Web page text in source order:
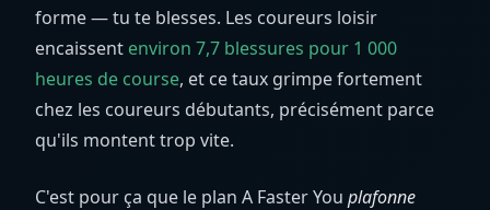
forme — tu te blesses. Les coureurs loisir
encaissent environ 7,7 blessures pour 1 000
heures de course, et ce taux grimpe fortement
chez les coureurs débutants, précisément parce
qu'ils montent trop vite.
C'est pour ça que le plan A Faster You plafonne